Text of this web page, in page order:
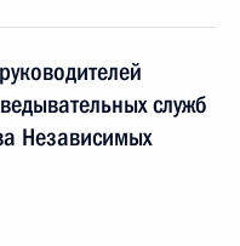
служб
Независимых